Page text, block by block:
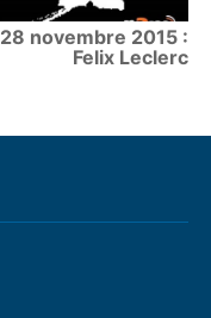
28 novembre 2015 :
Felix Leclerc